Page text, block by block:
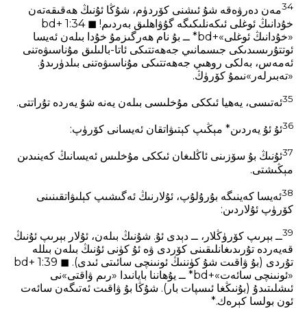
34مەن دەرۋەقە شۇ ئىشنى كۆردۈم، شۇڭا ئۇنىڭ ھەقىقەتەن
خۇدانىڭ ئوغلى ئىكەنلىكىگە گۇۋاھلىق بەردىم! ◼ 1:34 +bd
«خۇدانىڭ ئوغلى»+bd* ــ بۇ نام ھەرگىزمۇ خۇدا بىلەن ئەيسا
ئوتتۇرىسىدىكى جىسمانىي جەھەتتىكى ئاتا-بالىلىق مۇناسىۋەتنى
ئەمەس، بەلكى روھىي جەھەتتىكى مۇناسىۋەتنى بىلدۈرىدۇ.
«تەبىرلەر»نىمۇ كۆرۈڭ.
35ئەتىسى، يەھيا ئىككى مۇخلىسى بىلەن يەنە شۇ يەردە تۇراتتى.
36ئۇ ئۇ يەردىن* مېڭىپ كېتىۋاتقان ئەيسانى كۆرۈپ:
37ئۇنىڭ بۇ سۆزىنى ئاڭلىغان ئىككى مۇخلىس ئەيسانىڭ كەينىدىن
مېڭىشتى.
38ئەيسا كەينىگە بۇرۇلۇپ، ئۇلارنىڭ ئەگىشىپ كېلىۋاتقىنىنى
كۆرۈپ ئۇلاردىن:
39ــ بېرىپ كۆرۈڭلار، ــ دېدى ئۇ. شۇنىڭ بىلەن، ئۇلار بېرىپ ئۇنىڭ
قەيەردە تۇرىدىغانلىقىنى كۆردى ۋە ئۇ كۈنى ئۇنىڭ بىلەن بىللە
تۇردى (بۇ ۋاقىت شۇ كۈننىڭ ئونىنچى سائىتى ئىدى). ◼ 1:39 +bd
«ئونىنچى سائەت»+bd* ــ يۇھاننا بايانىدا «رىم ۋاقتى»نى
ئىشلىتىدۇ (بۇنىڭغا ئىسپات بار). شۇڭا بۇ ۋاقىت ئەتىگەن سائەت
ئون بولسا كېرەك.*